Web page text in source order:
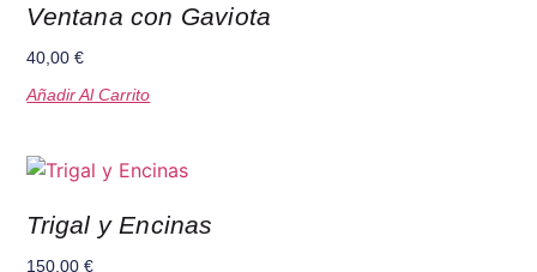
Ventana con Gaviota
40,00€
Añadir Al Carrito
Trigal y Encinas
150,00€